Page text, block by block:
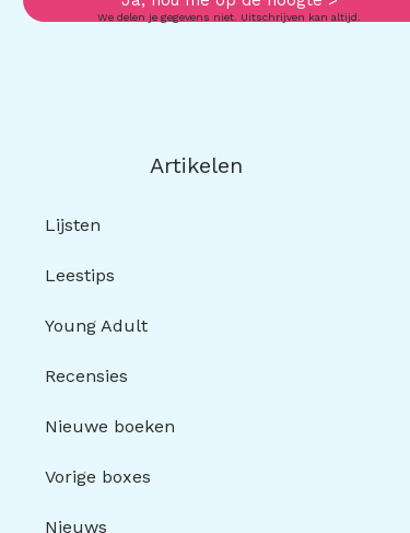
We delen je gegevens niet. Uitschrijven kan altijd.
Artikelen
Lijsten
Leestips
Young Adult
Recensies
Nieuwe boeken
Vorige boxes
Nieuws